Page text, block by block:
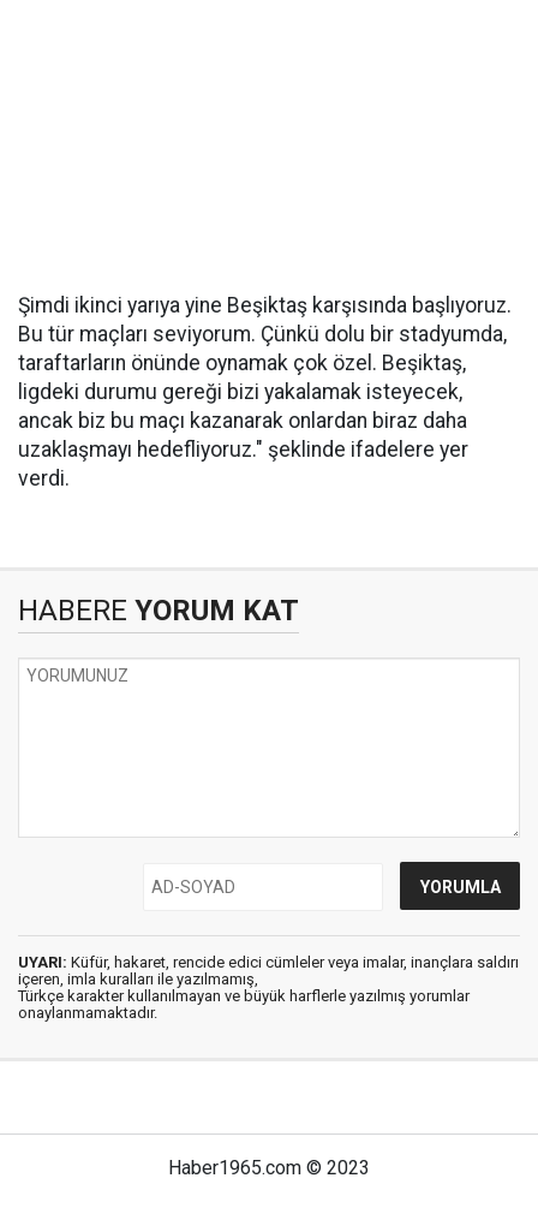
Şimdi ikinci yarıya yine Beşiktaş karşısında başlıyoruz.
Bu tür maçları seviyorum. Çünkü dolu bir stadyumda,
taraftarların önünde oynamak çok özel. Beşiktaş,
ligdeki durumu gereği bizi yakalamak isteyecek,
ancak biz bu maçı kazanarak onlardan biraz daha
uzaklaşmayı hedefliyoruz." şeklinde ifadelere yer
verdi.
HABERE YORUM KAT
UYARI: Küfür, hakaret, rencide edici cümleler veya imalar, inançlara saldırı
içeren, imla kuralları ile yazılmamış,
Türkçe karakter kullanılmayan ve büyük harflerle yazılmış yorumlar
onaylanmamaktadır.
Haber1965.com © 2023